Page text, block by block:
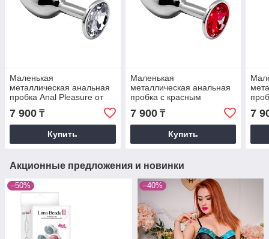
Маленькая
металлическая анальная
пробка Anal Pleasure от
Alive (L: 9*4,1 см.)
7 900 ₸
Купить
Маленькая
металлическая анальная
пробка с красным
кристаллом Anal Pleasure
от Alive (L: 9*4,1 см.)
7 900₸
Купить
от
7
Акционные предложения и новинки
–50% –40%